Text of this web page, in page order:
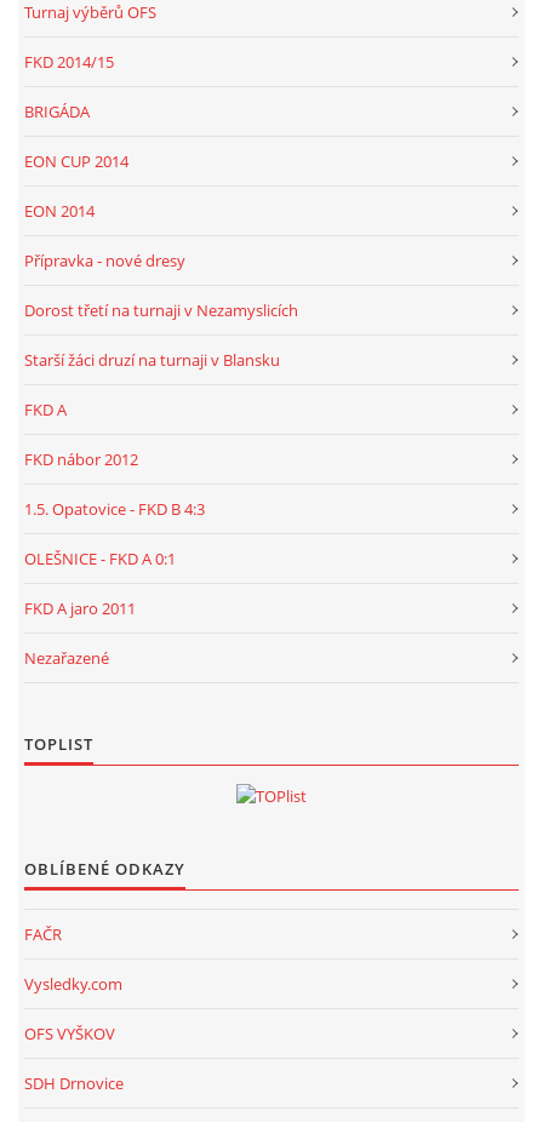
Turnaj výběrů OFS
FKD 2014/15
BRIGÁDA
EON CUP 2014
EON 2014
Přípravka - nové dresy
Dorost třetí na turnaji v Nezamyslicích
Starší žáci druzí na turnaji v Blansku
FKD A
FKD nábor 2012
1.5. Opatovice - FKD B 4:3
OLEŠNICE - FKD A 0:1
FKD A jaro 2011
Nezařazené
TOPLIST
OBLÍBENÉ ODKAZY
FAČR
Vysledky.com
OFS VYŠKOV
SDH Drnovice